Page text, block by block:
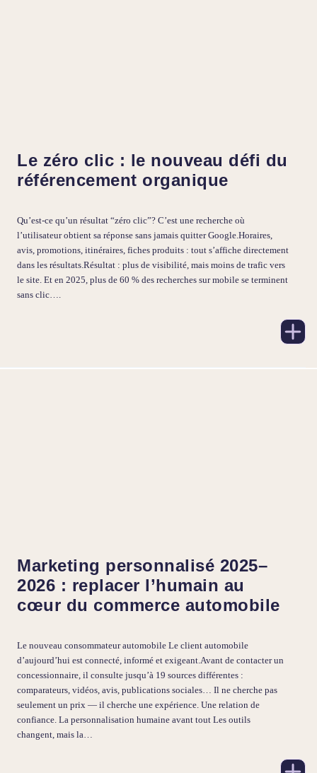
Le zéro clic : le nouveau défi du
référencement organique
Qu’est-ce qu’un résultat “zéro clic”? C’est une recherche où
l’utilisateur obtient sa réponse sans jamais quitter Google.Horaires,
avis, promotions, itinéraires, fiches produits : tout s’affiche directement
dans les résultats.Résultat : plus de visibilité, mais moins de trafic vers
le site. Et en 2025, plus de 60 % des recherches sur mobile se terminent
sans clic….
Marketing personnalisé 2025–
2026 : replacer l’humain au
cœur du commerce automobile
Le nouveau consommateur automobile Le client automobile
d’aujourd’hui est connecté, informé et exigeant.Avant de contacter un
concessionnaire, il consulte jusqu’à 19 sources différentes :
comparateurs, vidéos, avis, publications sociales… Il ne cherche pas
seulement un prix — il cherche une expérience. Une relation de
confiance. La personnalisation humaine avant tout Les outils
changent, mais la…